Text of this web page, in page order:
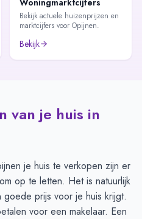
Woningmarktcijfers
Bekijk actuele huizenprijzen en
marktcijfers voor Opijnen.
Bekijk
van je huis in
je huis te verkopen zijn er
op te letten. Het is natuurlijk
prijs voor je huis krijgt.
voor een makelaar. Een